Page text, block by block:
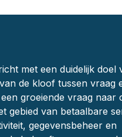
met een duidelijk doel
de kloof tussen vraag
groeiende vraag naar
gebied van betaalbare
gegevensbeheer en